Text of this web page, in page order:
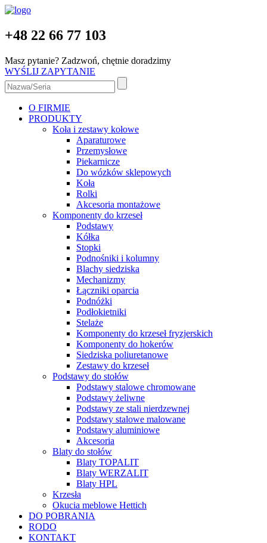
+48 22 66 77 103
Masz pytanie? Zadzwoń, chętnie doradzimy
WYŚLIJ ZAPYTANIE
O FIRMIE
PRODUKTY
Koła i zestawy kołowe
Aparaturowe
Przemysłowe
Piekarnicze
Do wózków sklepowych
Koła
Rolki
Akcesoria montażowe
Komponenty do krzeseł
Podstawy
Kółka
Stopki
Podnośniki i kolumny
Blachy siedziska
Mechanizmy
Łączniki oparcia
Podnóżki
Podłokietniki
Stelaże
Komponenty do krzeseł fryzjerskich
Komponenty do hokerów
Siedziska poliuretanowe
Zestawy do krzeseł
Podstawy do stołów
Podstawy stalowe chromowane
Podstawy żeliwne
Podstawy ze stali nierdzewnej
Podstawy stalowe malowane
Podstawy aluminiowe
Akcesoria
Blaty do stołów
Blaty TOPALIT
Blaty WERZALIT
Blaty HPL
Krzesła
Okucia meblowe Hettich
DO POBRANIA
RODO
KONTAKT